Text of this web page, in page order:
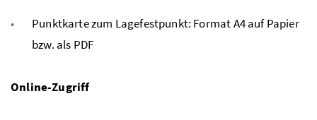
Punktkarte zum Lagefestpunkt: Format A4 auf Papier
bzw. als PDF
Online-Zugriff